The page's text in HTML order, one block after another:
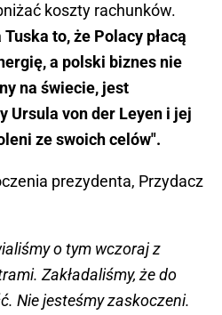
koszty rachunków.
to, że Polacy płacą
a polski biznes nie
na świecie, jest
Ursula von der Leyen i jej
ze swoich celów".
prezydenta, Przydacz
o tym wczoraj z
Zakładaliśmy, że do
Nie jesteśmy zaskoczeni.